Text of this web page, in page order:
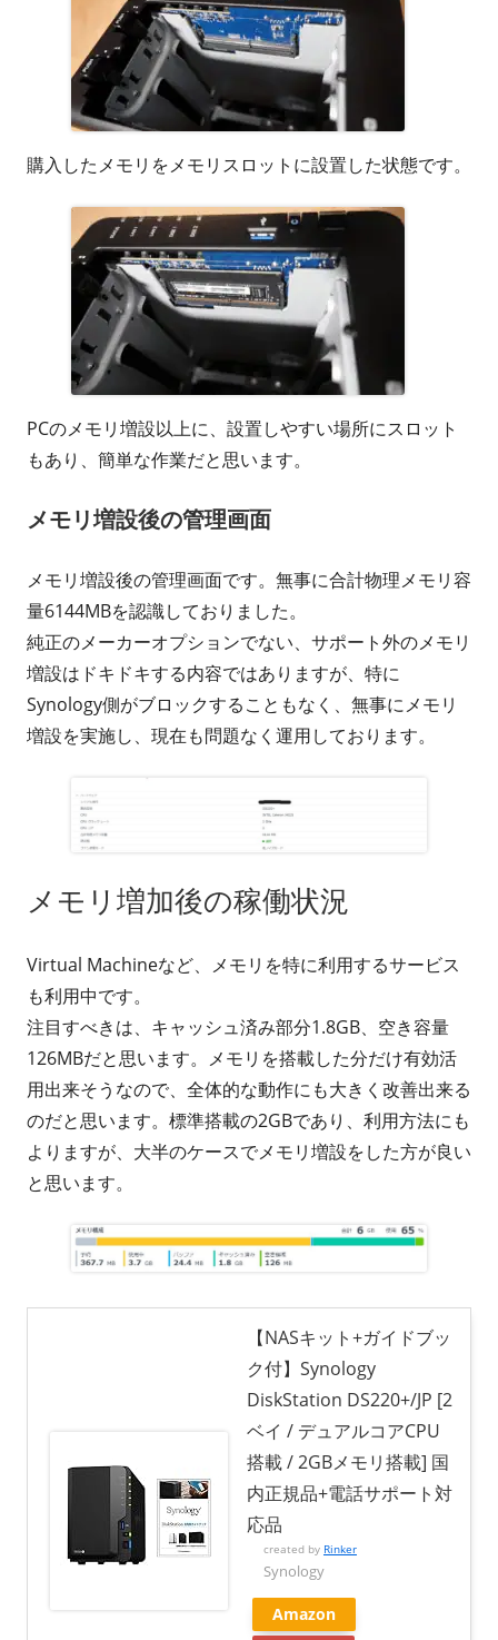
購入したメモリをメモリスロットに設置した状態です。
PCのメモリ増設以上に、設置しやすい場所にスロット
もあり、簡単な作業だと思います。
メモリ増設後の管理画面
メモリ増設後の管理画面です。無事に合計物理メモリ容
量6144MBを認識しておりました。
純正のメーカーオプションでない、サポート外のメモリ
増設はドキドキする内容ではありますが、特に
Synology側がブロックすることもなく、無事にメモリ
増設を実施し、現在も問題なく運用しております。
メモリ増加後の稼働状況
Virtual Machineなど、メモリを特に利用するサービス
も利用中です。
注目すべきは、キャッシュ済み部分1.8GB、空き容量
126MBだと思います。メモリを搭載した分だけ有効活
用出来そうなので、全体的な動作にも大きく改善出来る
のだと思います。標準搭載の2GBであり、利用方法にも
よりますが、大半のケースでメモリ増設をした方が良い
と思います。
【NASキット+ガイドブッ
ク付】Synology
DiskStation DS220+/JP [2
ベイ / デュアルコアCPU
搭載 / 2GBメモリ搭載] 国
内正規品+電話サポート対
応品
created by Rinker
Synology
Amazon